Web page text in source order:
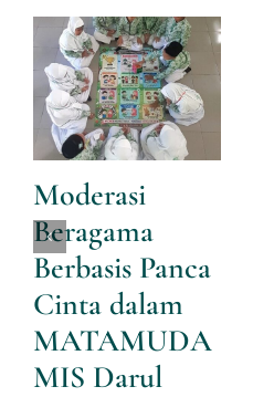
Moderasi
Beragama
Berbasis Panca
Cinta dalam
MATAMUDA
MIS Darul